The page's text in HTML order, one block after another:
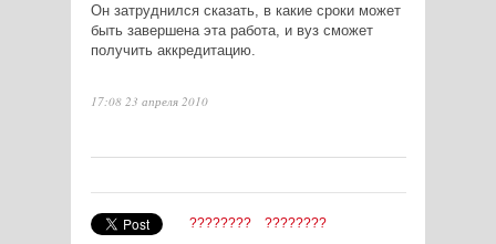
Он затруднился сказать, в какие сроки может
быть завершена эта работа, и вуз сможет
получить аккредитацию.
17:08 23 апреля 2010
???????? ????????